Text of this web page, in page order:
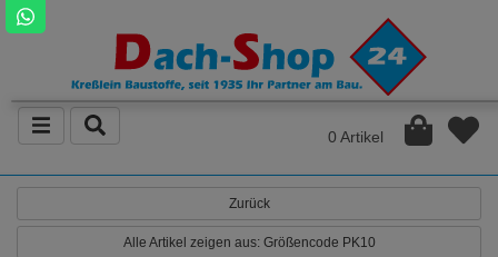
0 Artikel
Zurück
Alle Artikel zeigen aus: Größencode PK10